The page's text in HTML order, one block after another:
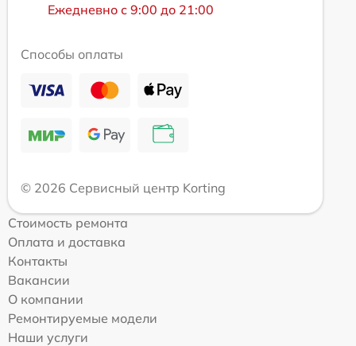
Ежедневно с 9:00 до 21:00
Способы оплаты
© 2026 Сервисный центр Korting
Стоимость ремонта
Оплата и доставка
Контакты
Вакансии
О компании
Ремонтируемые модели
Наши услуги